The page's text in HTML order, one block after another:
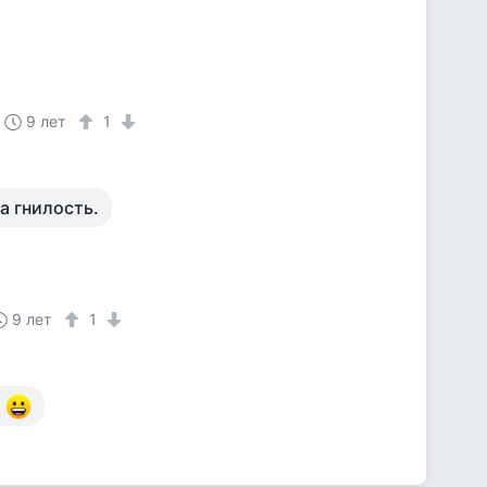
9 лет 1
гнилость.
9 лет 1